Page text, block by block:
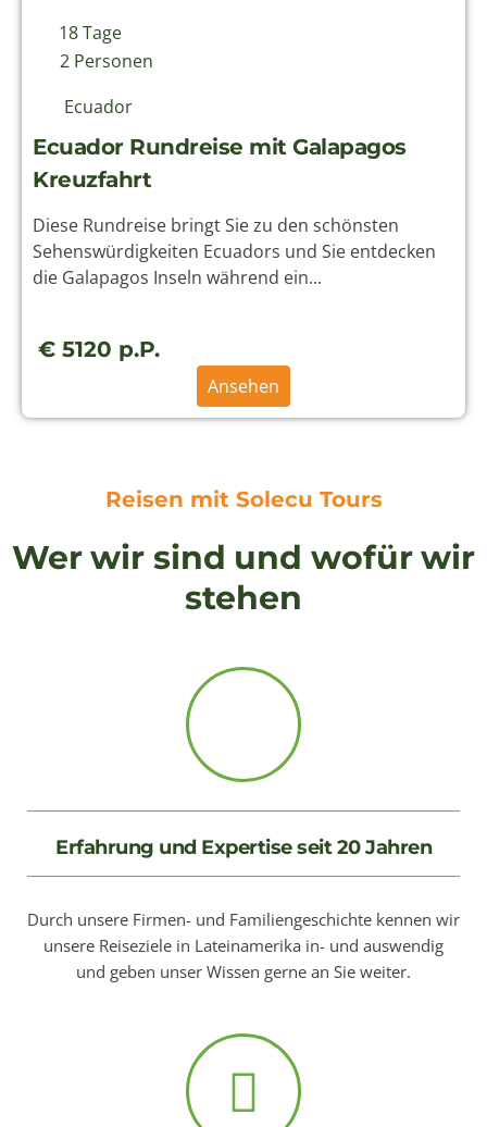
18 Tage
2 Personen
Ecuador
Ecuador Rundreise mit Galapagos
Kreuzfahrt
Diese Rundreise bringt Sie zu den schönsten
Sehenswürdigkeiten Ecuadors und Sie entdecken
die Galapagos Inseln während ein...
€ 5120 p.P.
Ansehen
Reisen mit Solecu Tours
Wer wir sind und wofür wir
stehen
Erfahrung und Expertise seit 20 Jahren
Durch unsere Firmen- und Familiengeschichte kennen wir
unsere Reiseziele in Lateinamerika in- und auswendig
und geben unser Wissen gerne an Sie weiter.